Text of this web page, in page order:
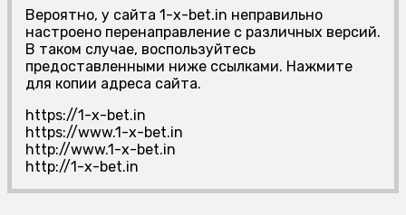
Вероятно, у сайта 1-x-bet.in неправильно
настроено перенаправление с различных версий.
В таком случае, воспользуйтесь
предоставленными ниже ссылками. Нажмите
для копии адреса сайта.
https://1-x-bet.in
https://www.1-x-bet.in
http://www.1-x-bet.in
http://1-x-bet.in